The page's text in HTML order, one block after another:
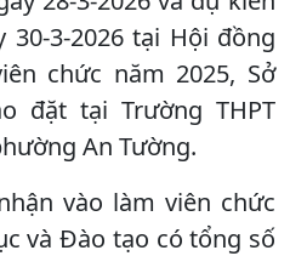
3-2026 tại Hội đồng
chức năm 2025, Sở
đặt tại Trường THPT
An Tường.
vào làm viên chức
và Đào tạo có tổng số